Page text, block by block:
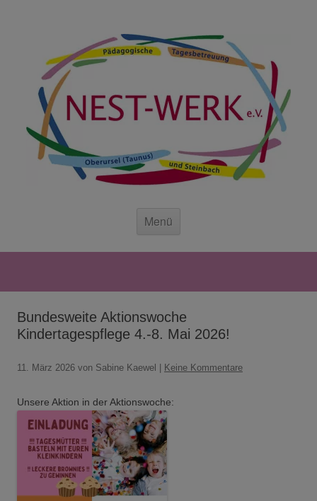
Menü
Bundesweite Aktionswoche
Kindertagespflege 4.-8. Mai 2026!
11. März 2026 von Sabine Kaewel Keine Kommentare
Unsere Aktion in der Aktionswoche: